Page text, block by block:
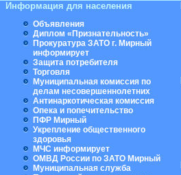
Информация для населения
Объявления
Диплом «Признательность»
Прокуратура ЗАТО г. Мирный
информирует
Защита потребителя
Торговля
Муниципальная комиссия по
делам несовершеннолетних
Антинаркотическая комиссия
Опека и попечительство
ПФР Мирный
Укрепление общественного
здоровья
МЧС информирует
ОМВД России по ЗАТО Мирный
Муниципальная cлужба